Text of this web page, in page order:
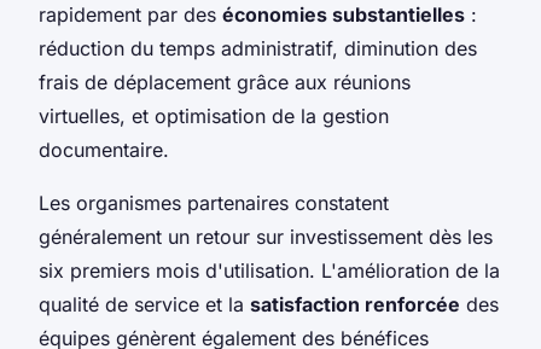
rapidement par des économies substantielles :
réduction du temps administratif, diminution des
frais de déplacement grâce aux réunions
virtuelles, et optimisation de la gestion
documentaire.
Les organismes partenaires constatent
généralement un retour sur investissement dès les
six premiers mois d'utilisation. L'amélioration de la
qualité de service et la satisfaction renforcée des
équipes génèrent également des bénéfices